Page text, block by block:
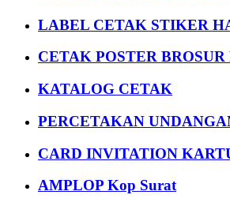
LABEL CETAK STIKER
CETAK POSTER
KATALOG CETAK
PERCETAKAN
CARD INVITATION
AMPLOP Kop Surat